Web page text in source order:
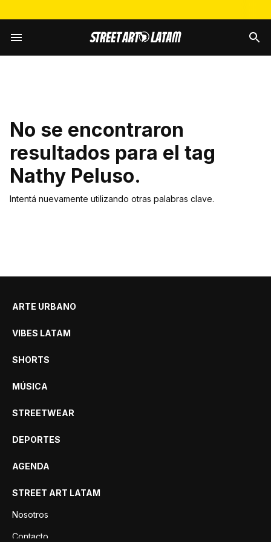
No se encontraron
resultados para el tag
Nathy Peluso.
Intentá nuevamente utilizando otras palabras clave.
ARTE URBANO
VIBES LATAM
SHORTS
MÚSICA
STREETWEAR
DEPORTES
AGENDA
STREET ART LATAM
Nosotros
Contacto